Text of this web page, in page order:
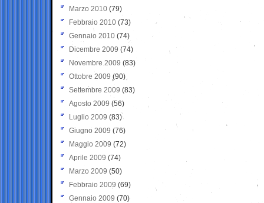
Marzo 2010 (79)
Febbraio 2010 (73)
Gennaio 2010 (74)
Dicembre 2009 (74)
Novembre 2009 (83)
Ottobre 2009 (90)
Settembre 2009 (83)
Agosto 2009 (56)
Luglio 2009 (83)
Giugno 2009 (76)
Maggio 2009 (72)
Aprile 2009 (74)
Marzo 2009 (50)
Febbraio 2009 (69)
Gennaio 2009 (70)